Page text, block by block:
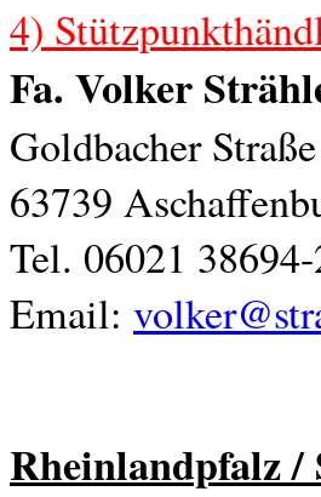
4)
Fa. Volker
Goldbacher
63739
Tel. 06021
Email:
Rheinlandpfalz /